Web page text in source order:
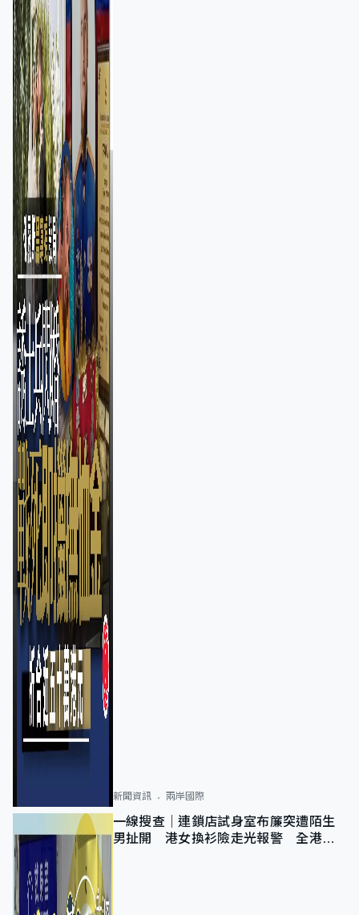
新聞資訊 兩岸國際
一線搜查｜連鎖店試身室布簾突遭陌生
男扯開 港女換衫險走光報警 全港分